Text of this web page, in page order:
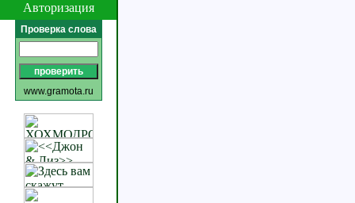
Авторизация
Проверка слова
www.gramota.ru